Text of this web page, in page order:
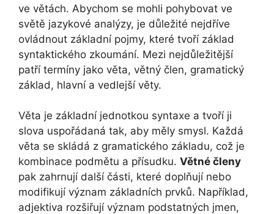
ve větách. Abychom se mohli pohybovat ve
světě jazykové analýzy, je důležité nejdříve
ovládnout základní pojmy, které tvoří základ
syntaktického zkoumání. Mezi nejdůležitější
patří termíny jako věta, větný člen, gramatický
základ, hlavní a vedlejší věty.
Věta je základní jednotkou syntaxe a tvoří ji
slova uspořádaná tak, aby měly smysl. Každá
věta se skládá z gramatického základu, což je
kombinace podmětu a přísudku. Větné členy
pak zahrnují další části, které doplňují nebo
modifikují význam základních prvků. Například,
adjektiva rozšiřují význam podstatných jmen,